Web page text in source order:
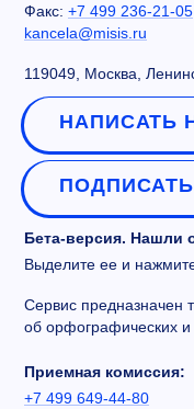
Факс: +7 499 236-21-05
kancela@misis.ru
119049, Москва,
НАПИСАТЬ
Бета-версия. Нашли
Выделите ее и
Сервис предназначен
об орфографических и
Приемная комиссия:
+7 499 649-44-80